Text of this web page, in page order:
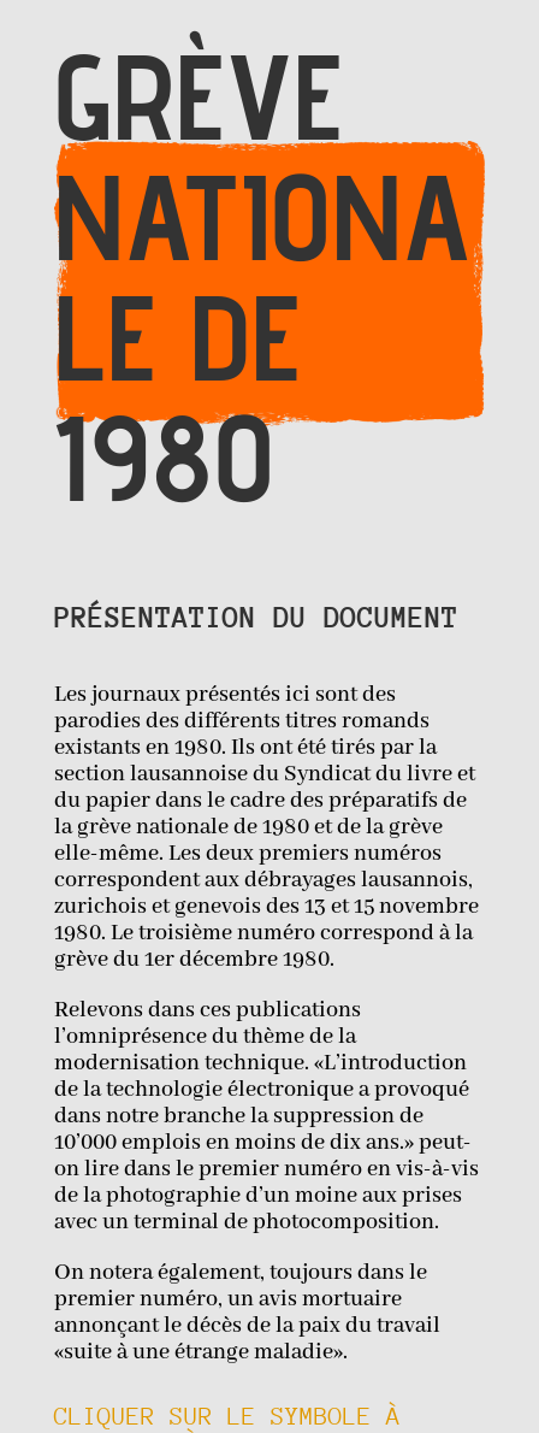
GRÈVE
NATIONA
LE DE
1980
PRÉSENTATION DU DOCUMENT
Les journaux présentés ici sont des
parodies des différents titres romands
existants en 1980. Ils ont été tirés par la
section lausannoise du Syndicat du livre et
du papier dans le cadre des préparatifs de
la grève nationale de 1980 et de la grève
elle-même. Les deux premiers numéros
correspondent aux débrayages lausannois,
zurichois et genevois des 13 et 15 novembre
1980. Le troisième numéro correspond à la
grève du 1er décembre 1980.
Relevons dans ces publications
l’omniprésence du thème de la
modernisation technique. «L’introduction
de la technologie électronique a provoqué
dans notre branche la suppression de
10’000 emplois en moins de dix ans.» peut-
on lire dans le premier numéro en vis-à-vis
de la photographie d’un moine aux prises
avec un terminal de photocomposition.
On notera également, toujours dans le
premier numéro, un avis mortuaire
annonçant le décès de la paix du travail
«suite à une étrange maladie».
CLIQUER SUR LE SYMBOLE À